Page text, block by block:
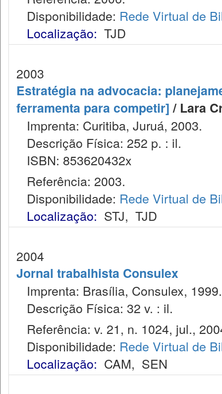
Disponibilidade: Rede Virtual de
Localização: TJD
2003
Estratégia na advocacia:
ferramenta para competir]/ Lara
Imprenta: Curitiba, Juruá, 2003.
Descrição Física: 252 p. : il.
ISBN: 853620432x
Referência: 2003.
Disponibilidade: Rede Virtual de
Localização: STJ, TJD
2004
Jornal trabalhista Consulex
Imprenta: Brasília, Consulex, 1999.
Descrição Física: 32 v. : il.
Referência: v. 21, n. 1024, jul.,
Disponibilidade: Rede Virtual de
Localização: CAM, SEN